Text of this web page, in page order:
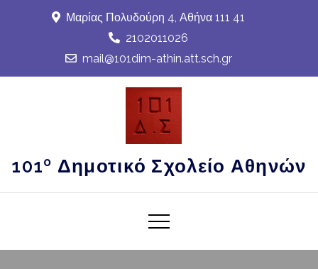
Μαρίας Πολυδούρη 4, Αθήνα 111 41
2102011026
mail@101dim-athin.att.sch.gr
101º Δημοτικό Σχολείο Αθηνών